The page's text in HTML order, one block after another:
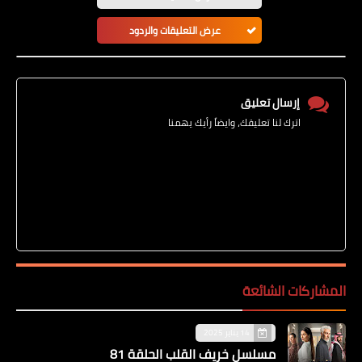
عرض التعليقات والردود
إرسال تعليق
اترك لنا تعليقك، وايضاً رأيك يهمنا
المشاركات الشائعة
مسلسل خريف القلب الحلقة 81